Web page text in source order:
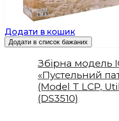
Додати в кошик
Додати в список бажаних
Збірна модель
«Пустельний
(Model T LCP,
(DS3510)